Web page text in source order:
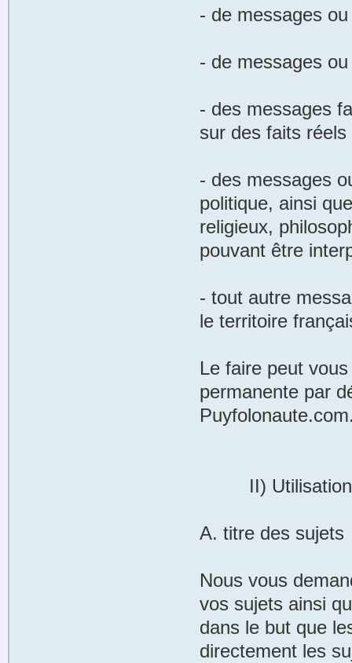
- de messages
- de messages
- des messages
sur des faits
- des messages
politique, ainsi
religieux,
pouvant être
- tout autre
le territoire
Le faire peut
permanente par
II) Utilisation
A. titre des sujets
Nous vous
vos sujets ainsi
dans le but que
directement les